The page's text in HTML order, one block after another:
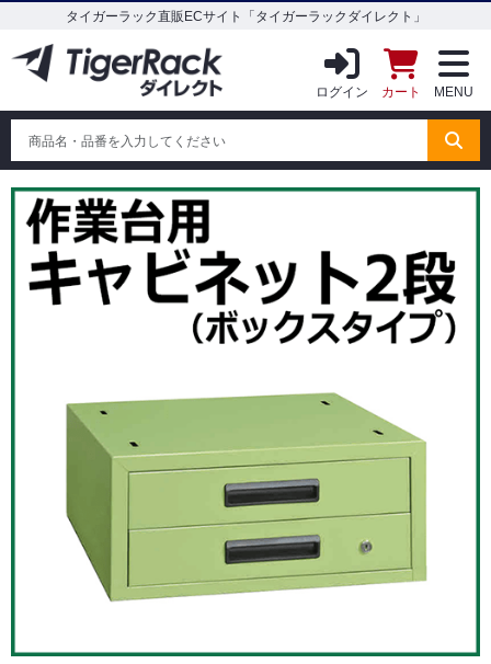
タイガーラック直販ECサイト「タイガーラックダイレクト」
ログイン カート MENU